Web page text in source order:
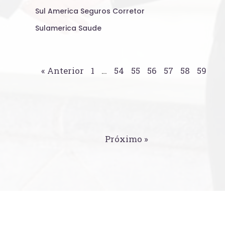
Sul America Seguros Corretor
Sulamerica Saude
« Anterior 1 … 54 55 56 57 58 59
Próximo »